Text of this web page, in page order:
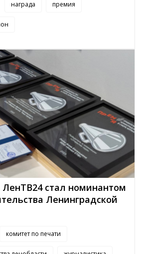
награда премия
стал номинантом
Ленинградской
комитет по печати